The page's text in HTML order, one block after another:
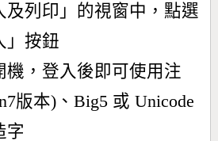
及列印」的視窗中，點選
」按鈕
機，登入後即可使用注
版本)、Big5 或 Unicode
字